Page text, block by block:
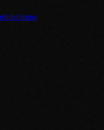
Status